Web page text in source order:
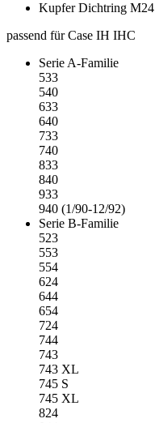
Kupfer Dichtring M24
passend für Case IH IHC
Serie A-Familie
533
540
633
640
733
740
833
840
933
940 (1/90-12/92)
Serie B-Familie
523
553
554
624
644
654
724
744
743
743 XL
745 S
745 XL
824